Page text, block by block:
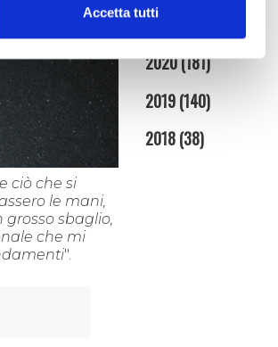
Accetta tutti
ciò che si
le mani,
sbaglio,
che mi
".
2021
2020(181)
2019(140)
2018(38)